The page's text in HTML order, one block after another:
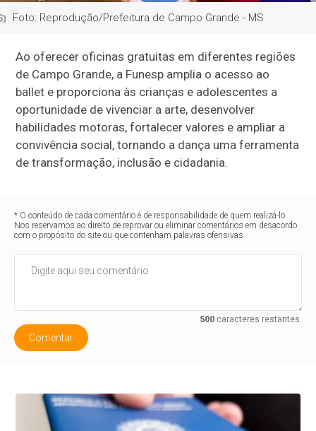
Foto: Reprodução/Prefeitura de Campo Grande - MS
Ao oferecer oficinas gratuitas em diferentes regiões
de Campo Grande, a Funesp amplia o acesso ao
ballet e proporciona às crianças e adolescentes a
oportunidade de vivenciar a arte, desenvolver
habilidades motoras, fortalecer valores e ampliar a
convivência social, tornando a dança uma ferramenta
de transformação, inclusão e cidadania.
* O conteúdo de cada comentário é de responsabilidade de quem realizá-lo.
Nos reservamos ao direito de reprovar ou eliminar comentários em desacordo
com o propósito do site ou que contenham palavras ofensivas.
500caracteres restantes.
Comentar